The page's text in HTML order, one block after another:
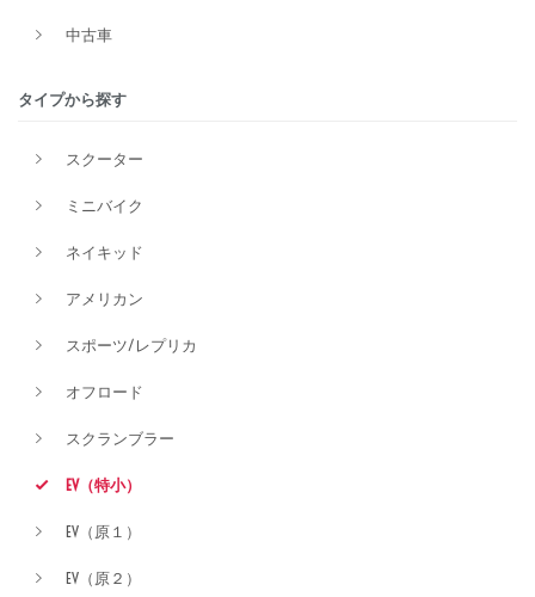
中古車
タイプから探す
スクーター
ミニバイク
ネイキッド
アメリカン
スポーツ/レプリカ
オフロード
スクランブラー
EV（特小）
EV（原１）
EV（原２）
排気量